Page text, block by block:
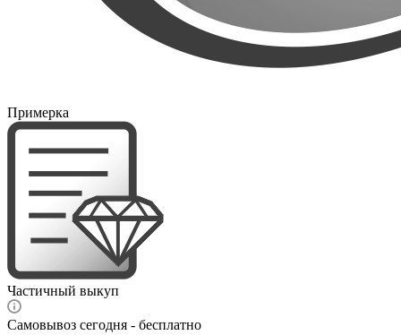
Примерка
Частичный выкуп
Самовывоз сегодня - бесплатно